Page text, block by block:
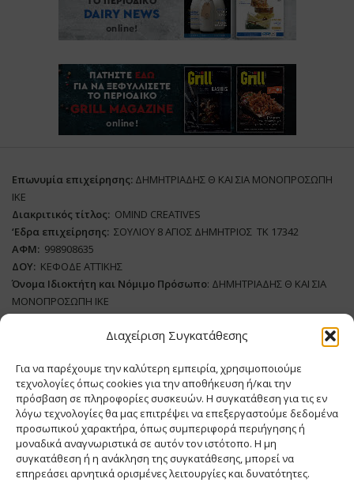
Διαχείριση Συγκατάθεσης
Για να παρέχουμε την καλύτερη εμπειρία, χρησιμοποιούμε
τεχνολογίες όπως cookies για την αποθήκευση ή/και την
πρόσβαση σε πληροφορίες συσκευών. Η συγκατάθεση για τις εν
λόγω τεχνολογίες θα μας επιτρέψει να επεξεργαστούμε δεδομένα
προσωπικού χαρακτήρα, όπως συμπεριφορά περιήγησης ή
μοναδικά αναγνωριστικά σε αυτόν τον ιστότοπο. Η μη
συγκατάθεση ή η ανάκληση της συγκατάθεσης, μπορεί να
επηρεάσει αρνητικά ορισμένες λειτουργίες και δυνατότητες.
Επωνυμία επιχείρησης: ΔΗΜΗΤΡΙΑΔΗΣ Θ ΚΑΙ ΣΙΑ ΜΟΝΟΠΡΟΣΩΠΗ
ΙΚΕ
Διακριτικός τίτλος: ΟΜΙΝD CREATIVES
‘Eδρα επιχείρησης: ΣΟΥΛΙΟΥ 8 ΑΓΙΟΣ ΔΗΜΗΤΡΙΟΣ ΤΚ 17342
ΑΦΜ: 998908635
ΔΟΥ: ΚΕΦΟΔΕ ΑΤΤΙΚΗΣ
Όνομα Ιδιοκτήτη και Νόμιμο Πρόσωπο: ΔΗΜΗΤΡΙΑΔΗΣ Θ ΚΑΙ ΣΙΑ
ΜΟΝΟΠΡΟΣΩΠΗ ΙΚΕ
Διευθυντής Σύνταξης:ΑΘΑΝΑΣΙΟΣ ΑΝΤΩΝΙΟΥ
ΔικαιούχοςDomain:ΔΗΜΗΤΡΙΑΔΗΣ Θ ΚΑΙ ΣΙΑ ΜΟΝΟΠΡΟΣΩΠΗ ΙΚΕ
Διευθυντής: ΕΥΘΥΜΙΑΤΟΥ ΜΑΡΙΑ
Διαχειριστής:
ΕΥΘΥΜΙΑΤΟΥ ΜΑΡΙΑ
Δήλωση Συμμόρφωσης